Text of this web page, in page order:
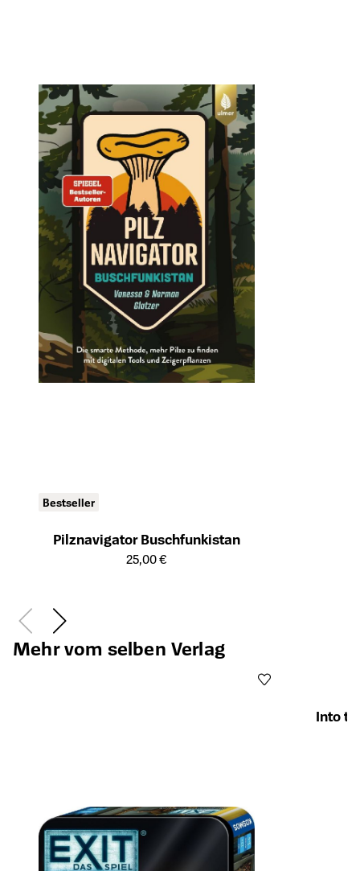
Bestseller
Pilznavigator Buschfunkistan
Öffnet die Detailseite des Produkts
25,00 €
Mehr vom selben Verlag
Into